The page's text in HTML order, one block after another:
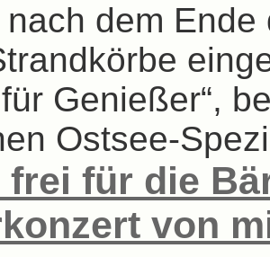
nach dem
Genießer“,
Ostsee-
frei für die
von